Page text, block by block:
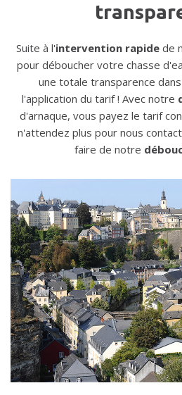
Suite à l'intervention rapidede
pour déboucher votre chasse
une totale transparence
l'application du tarif ! Avec notre
d'arnaque, vous payez le tarif
n'attendez plus pour nous
faire de notre